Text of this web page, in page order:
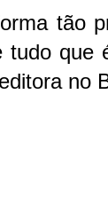
tão
tudo
no